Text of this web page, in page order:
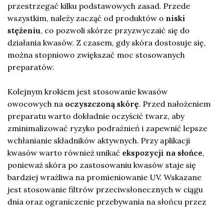
przestrzegać kilku podstawowych zasad. Przede
wszystkim, należy zacząć od produktów o niski
stężeniu, co pozwoli skórze przyzwyczaić się do
działania kwasów. Z czasem, gdy skóra dostosuje się,
można stopniowo zwiększać moc stosowanych
preparatów.
Kolejnym krokiem jest stosowanie kwasów
owocowych na oczyszczoną skórę. Przed nałożeniem
preparatu warto dokładnie oczyścić twarz, aby
zminimalizować ryzyko podrażnień i zapewnić lepsze
wchłanianie składników aktywnych. Przy aplikacji
kwasów warto również unikać ekspozycji na słońce,
ponieważ skóra po zastosowaniu kwasów staje się
bardziej wrażliwa na promieniowanie UV. Wskazane
jest stosowanie filtrów przeciwsłonecznych w ciągu
dnia oraz ograniczenie przebywania na słońcu przez